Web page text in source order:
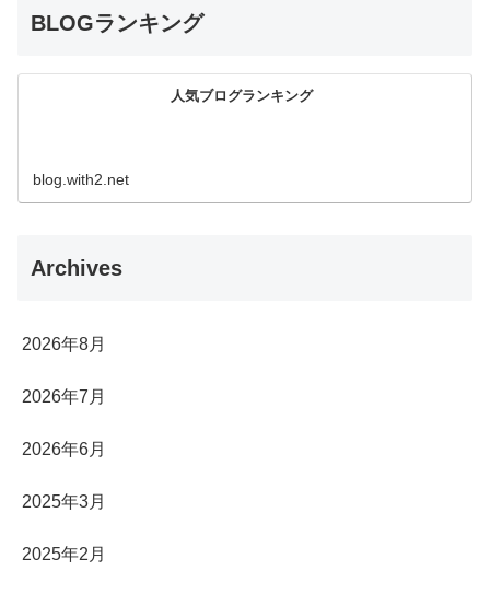
BLOGランキング
人気ブログランキング
blog.with2.net
Archives
2026年8月
2026年7月
2026年6月
2025年3月
2025年2月